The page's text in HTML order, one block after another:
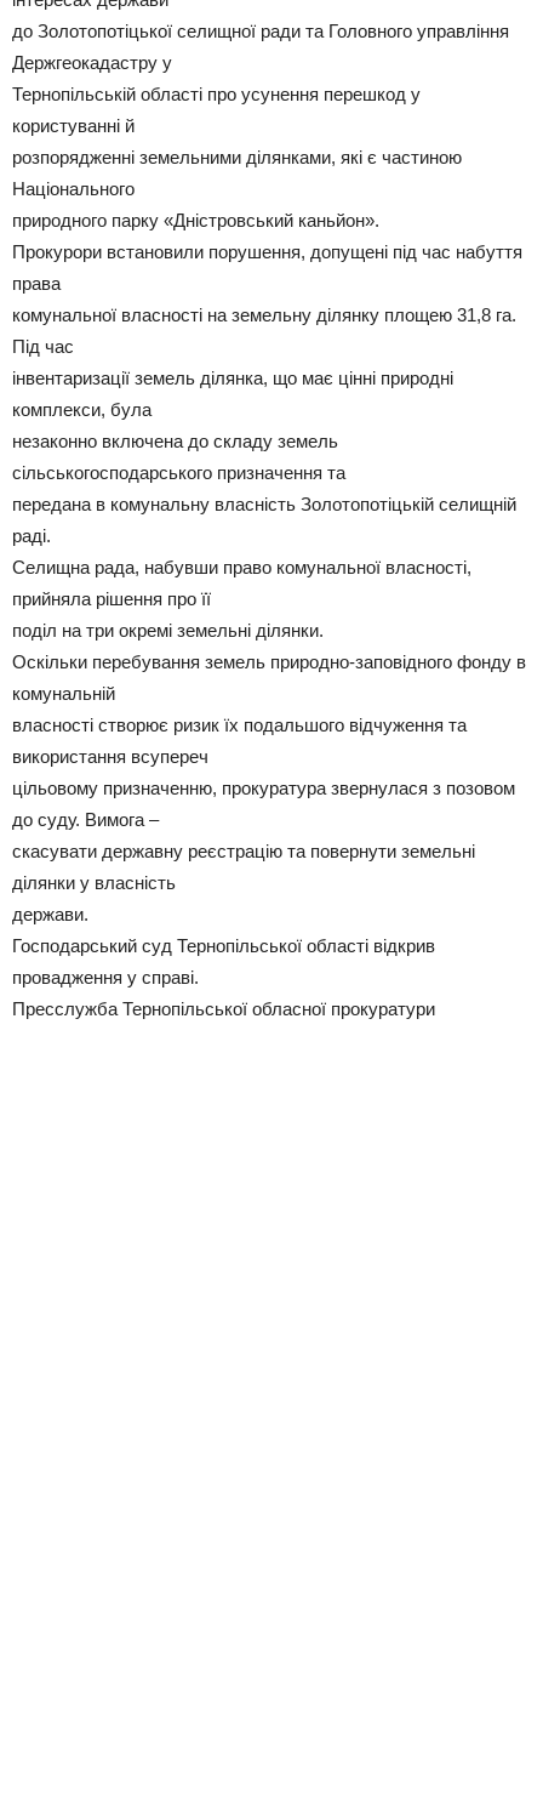
до Золотопотіцької селищної ради та Головного управління
Держгеокадастру у
Тернопільській області про усунення перешкод у
користуванні й
розпорядженні земельними ділянками, які є частиною
Національного
природного парку «Дністровський каньйон».
Прокурори встановили порушення, допущені під час набуття
права
комунальної власності на земельну ділянку площею 31,8 га.
Під час
інвентаризації земель ділянка, що має цінні природні
комплекси, була
незаконно включена до складу земель
сільськогосподарського призначення та
передана в комунальну власність Золотопотіцькій селищній
раді.
Селищна рада, набувши право комунальної власності,
прийняла рішення про її
поділ на три окремі земельні ділянки.
Оскільки перебування земель природно-заповідного фонду в
комунальній
власності створює ризик їх подальшого відчуження та
використання всупереч
цільовому призначенню, прокуратура звернулася з позовом
до суду. Вимога –
скасувати державну реєстрацію та повернути земельні
ділянки у власність
держави.
Господарський суд Тернопільської області відкрив
провадження у справі.
Пресслужба Тернопільської обласної прокуратури